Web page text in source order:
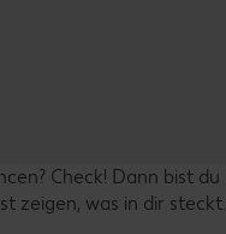
Check! Dann bist du
zeigen, was in dir steckt.